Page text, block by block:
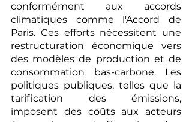
conformément aux accords
climatiques comme l'Accord de
Paris. Ces efforts nécessitent une
restructuration économique vers
des modèles de production et de
consommation bas-carbone. Les
politiques publiques, telles que la
tarification des émissions,
imposent des coûts aux acteurs